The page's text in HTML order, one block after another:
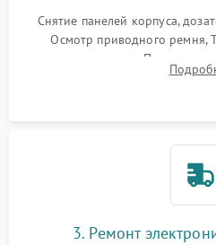
Снятие панелей корпуса,
Осмотр приводного ремня,
амортизаторов. Проверка
крестовины на износ, а
3. Ремонт